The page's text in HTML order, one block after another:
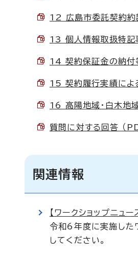
12 広島市委託契約約
13 個人情報取扱特
14 契約保証金の納付
15 契約履行実績によ
16 高陽地域・白木地
質問に対する回答 （
関連情報
【ワークショップニュ
令和6年度に実施した
してください。